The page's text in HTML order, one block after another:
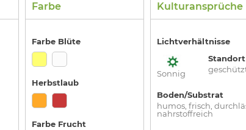
Farbe
Farbe Blüte
Herbstlaub
Farbe Frucht
Kulturansprüche
Lichtverhältnisse
Sonnig
Standort
Boden/Substrat
humos, frisch,
nahrstoffreich